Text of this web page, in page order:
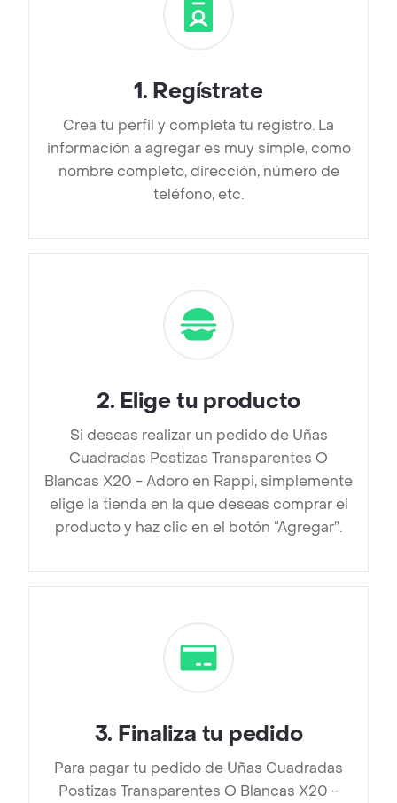
1. Regístrate
Crea tu perfil y completa tu registro. La
información a agregar es muy simple, como
nombre completo, dirección, número de
teléfono, etc.
2. Elige tu producto
Si deseas realizar un pedido de Uñas
Cuadradas Postizas Transparentes O
Blancas X20 - Adoro en Rappi, simplemente
elige la tienda en la que deseas comprar el
producto y haz clic en el botón “Agregar”.
3. Finaliza tu pedido
Para pagar tu pedido de Uñas Cuadradas
Postizas Transparentes O Blancas X20 -